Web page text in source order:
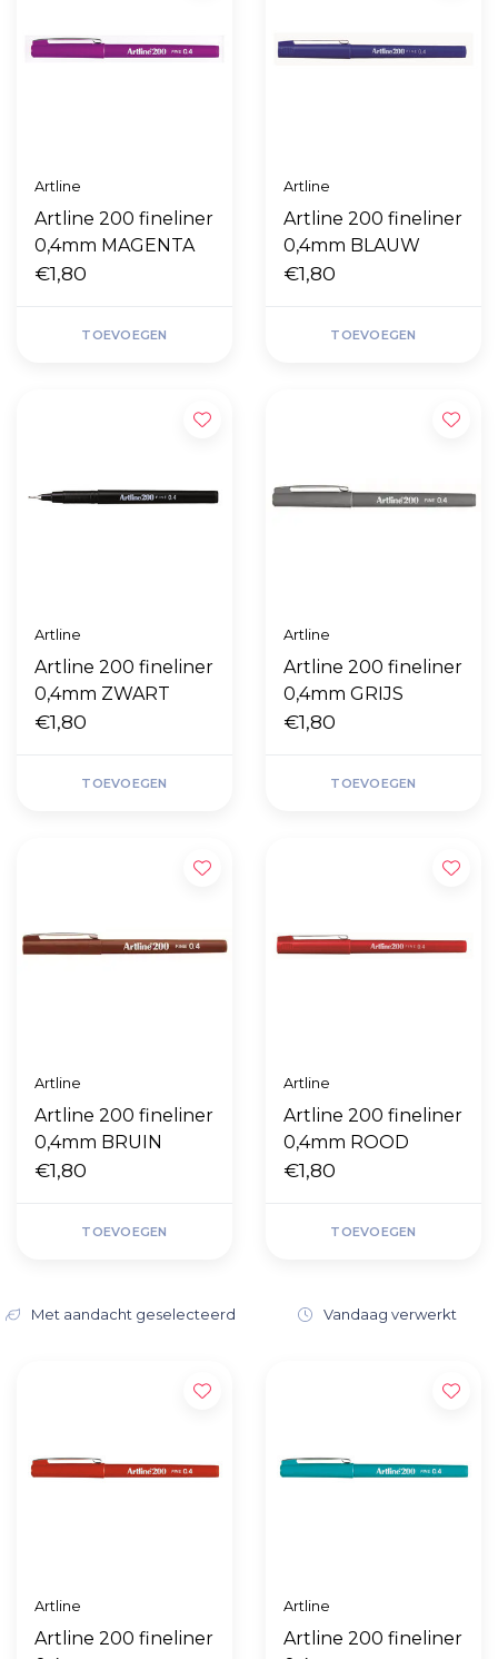
Artline
Artline 200 fineliner
0,4mm MAGENTA
€1,80
TOEVOEGEN
Artline
Artline 200 fineliner
0,4mm BLAUW
€1,80
TOEVOEGEN
Artline
Artline 200 fineliner
0,4mm ZWART
€1,80
TOEVOEGEN
Artline
Artline 200 fineliner
0,4mm GRIJS
€1,80
TOEVOEGEN
Artline
Artline 200 fineliner
0,4mm BRUIN
€1,80
TOEVOEGEN
Artline
Artline 200 fineliner
0,4mm ROOD
€1,80
TOEVOEGEN
Met aandacht geselecteerd Vandaag verwerkt
Artline
Artline 200 fineliner
Artline
Artline 200 fineliner